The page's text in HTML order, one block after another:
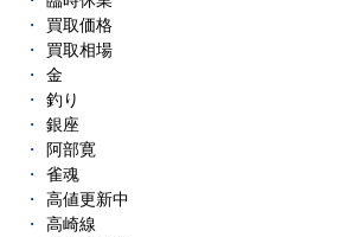
買取価格
買取相場
金
釣り
銀座
阿部寛
雀魂
高値更新中
高崎線